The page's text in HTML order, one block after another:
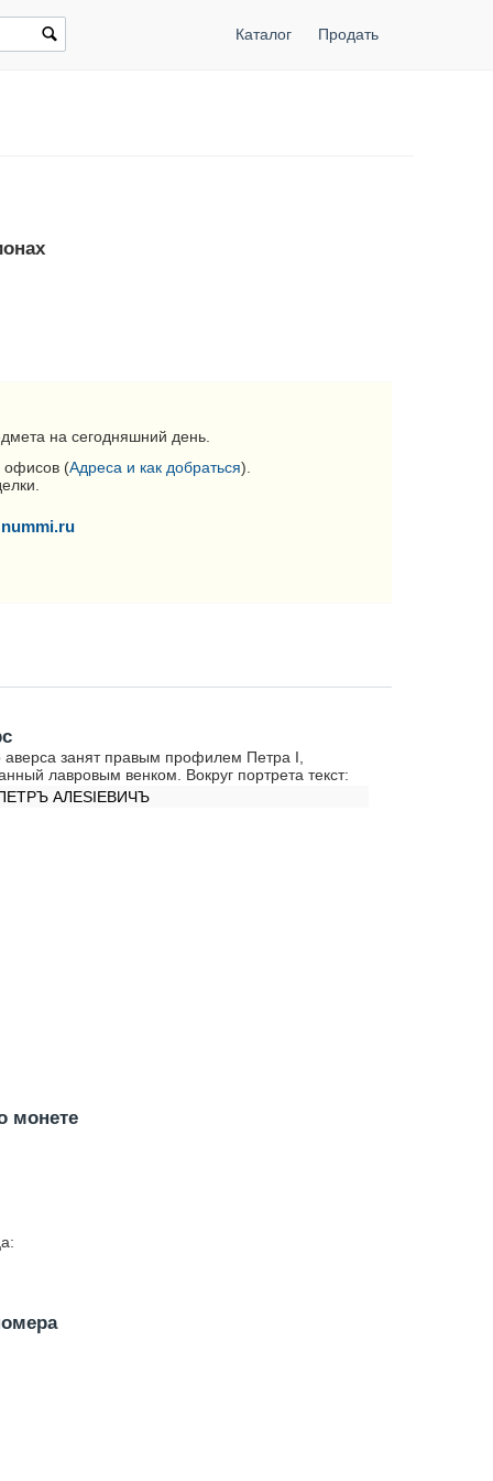
Каталог Продать
на сегодняшний день.
офисов (Адреса и как добраться).
аверса занят правым профилем Петра I,
лавровым венком. Вокруг портрета текст:
АЛЕSIЕВИЧЪ
монете